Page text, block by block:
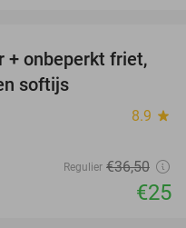
32%
+ onbeperkt friet,
softijs
8.9 star
Regulier €36,50
€25